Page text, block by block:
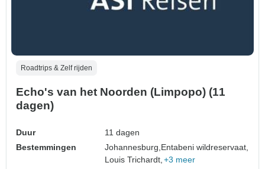
Roadtrips & Zelf rijden
Echo's van het Noorden (Limpopo) (11
dagen)
Duur
11 dagen
Bestemmingen
Johannesburg, Entabeni wildreservaat,
Louis Trichardt, +3 meer